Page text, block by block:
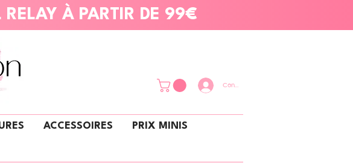
À PARTIR DE 99€
Connexion
ACCESSOIRES PRIX MINIS